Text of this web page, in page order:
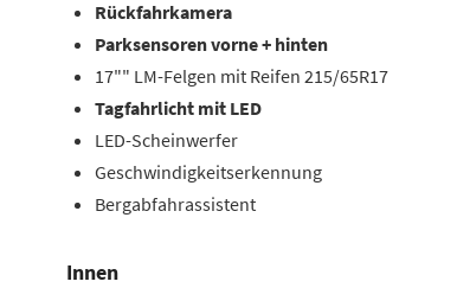
Rückfahrkamera
Parksensoren vorne + hinten
17"" LM-Felgen mit Reifen 215/65R17
Tagfahrlicht mit LED
LED-Scheinwerfer
Geschwindigkeitserkennung
Bergabfahrassistent
Innen